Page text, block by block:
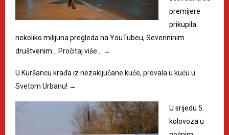
premijere
prikupila
nekoliko milijuna pregleda na YouTubeu, Severininim
društvenim…
Pročitaj više… →
U Kuršancu krađa iz nezaključane kuće, provala u kuću u
Svetom Urbanu! →
U srijedu 5.
kolovoza u